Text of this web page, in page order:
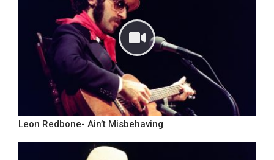
Leon Redbone- Ain’t Misbehaving